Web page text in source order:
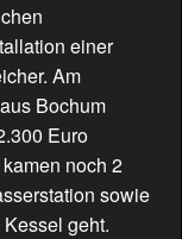
einer
Am
Bochum
Euro
noch 2
sowie
geht.